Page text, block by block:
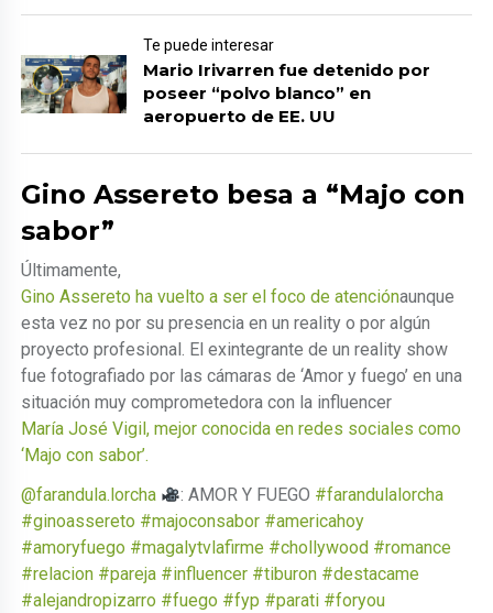
Te puede interesar
Mario Irivarren fue detenido por
poseer “polvo blanco” en
aeropuerto de EE. UU
Gino Assereto besa a “Majo con
sabor”
Últimamente,
Gino Assereto ha vuelto a ser el foco de atenciónaunque
esta vez no por su presencia en un reality o por algún
proyecto profesional. El exintegrante de un reality show
fue fotografiado por las cámaras de ‘Amor y fuego’ en una
situación muy comprometedora con la influencer
María José Vigil, mejor conocida en redes sociales como
‘Majo con sabor’.
@farandula.lorcha
: AMOR Y FUEGO #farandulalorcha
#ginoassereto #majoconsabor #americahoy
#amoryfuego #magalytvlafirme #chollywood #romance
#relacion #pareja #influencer #tiburon #destacame
#alejandropizarro #fuego #fyp #parati #foryou